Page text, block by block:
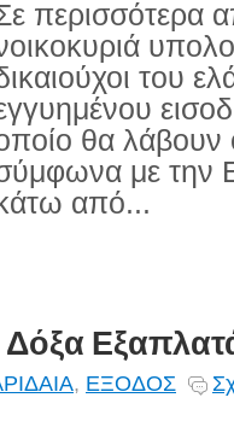
περισσότερα
του
θα λάβουν
με την
από...
Δόξα
, ΕΞΟΔΟΣ